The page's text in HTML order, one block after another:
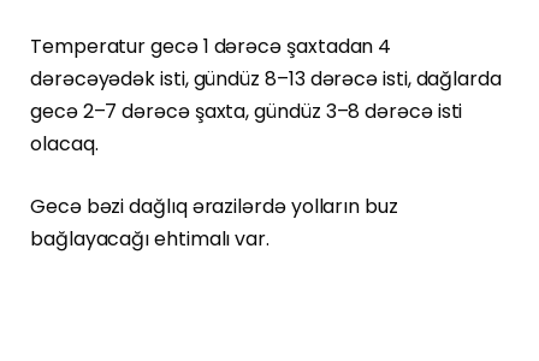
Temperatur gecə 1 dərəcə şaxtadan 4
dərəcəyədək isti, gündüz 8–13 dərəcə isti, dağlarda
gecə 2–7 dərəcə şaxta, gündüz 3–8 dərəcə isti
olacaq.
Gecə bəzi dağlıq ərazilərdə yolların buz
bağlayacağı ehtimalı var.